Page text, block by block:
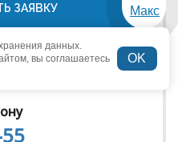
ЗАЯВКУ
Вы соглашаетесь с
данных
данных.
вы соглашаетесь
OK